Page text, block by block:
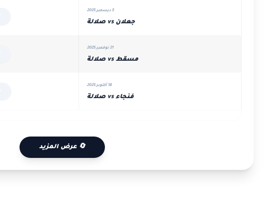
5 ديسمبر 2025
جعلان vs صلالة
21 نوفمبر 2025
مسقط vs صلالة
18 أكتوبر 2025
فنجاء vs صلالة
🔄 عرض المزيد